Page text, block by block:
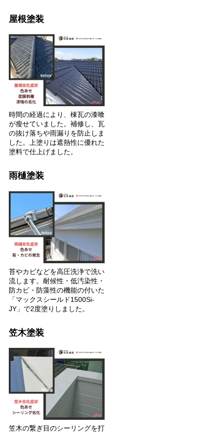
屋根塗装
時間の経過により、棟瓦の漆喰
が瘦せていました。補修し、瓦
の抜け落ちや雨漏りを防止しま
した。上塗りは遮熱性に優れた
塗料で仕上げました。
雨樋塗装
苔やカビなどを高圧洗浄で洗い
流します。耐候性・低汚染性・
防カビ・防藻性の機能の付いた
「マックスシールド1500Si-
JY」で2度塗りしました。
笠木塗装
笠木の繋ぎ目のシーリングを打